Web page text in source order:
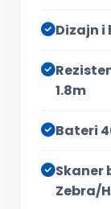
Dizajn i
1.8m
Bateri
Skaner
Zebra/